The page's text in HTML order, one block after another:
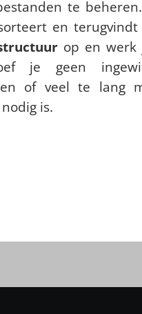
te
en
op en werk
je geen
of veel te lang
nodig is.